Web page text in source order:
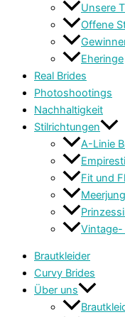
Unsere
Offene
Eheringe
Real Brides
Photoshootings
Nachhaltigkeit
Stilrichtungen
A-Linie
Fit und
Vintage-
Brautkleider
Curvy Brides
Über uns